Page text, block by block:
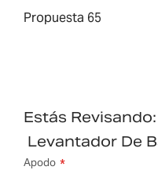
Propuesta 65
Estás Revisando:
Levantador De
Apodo